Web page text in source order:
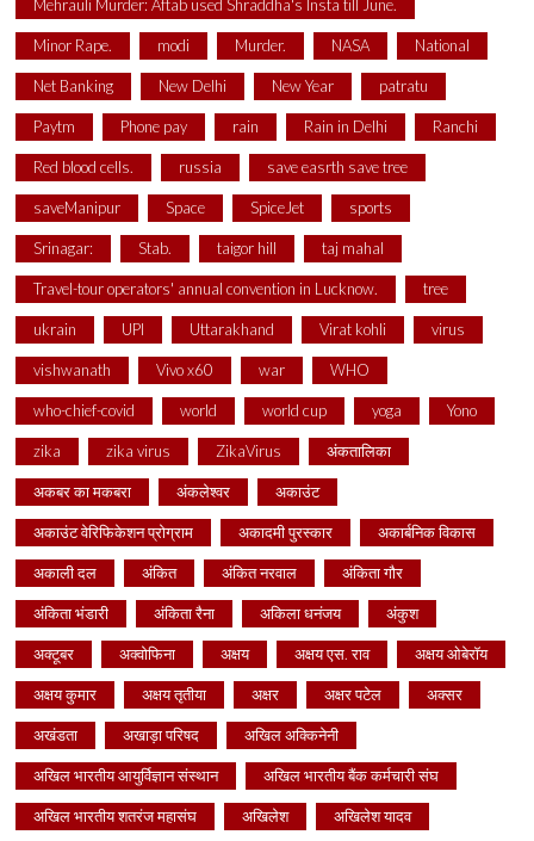
Mehrauli Murder: Aftab used Shraddha's Insta till June.
Minor Rape. modi Murder. NASA National
Net Banking New Delhi New Year patratu
Paytm Phone pay rain Rain in Delhi Ranchi
Red blood cells. russia save easrth save tree
saveManipur Space SpiceJet sports
Srinagar: Stab. taigor hill taj mahal
Travel-tour operators' annual convention in Lucknow. tree
ukrain UPI Uttarakhand Virat kohli virus
vishwanath Vivo x60 war WHO
who-chief-covid world world cup yoga Yono
zika zika virus ZikaVirus अंकतालिका
अकबर का मकबरा अंकलेश्वर अकाउंट
अकाउंट वेरिफिकेशन प्रोग्राम अकादमी पुरस्कार अकार्बनिक विकास
अकाली दल अंकित अंकित नरवाल अंकिता गौर
अंकिता भंडारी अंकिता रैना अकिला धनंजय अंकुश
अक्टूबर अक्वोफिना अक्षय अक्षय एस. राव अक्षय ओबेरॉय
अक्षय कुमार अक्षय तृतीया अक्षर अक्षर पटेल अक्सर
अखंडता अखाड़ा परिषद अखिल अक्किनेनी
अखिल भारतीय आयुर्विज्ञान संस्थान अखिल भारतीय बैंक कर्मचारी संघ
अखिल भारतीय शतरंज महासंघ अखिलेश अखिलेश यादव